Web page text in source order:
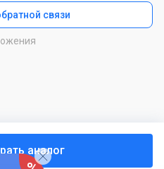
аналог
связи